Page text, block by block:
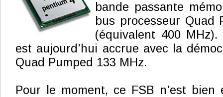
bande passante
bus processeur Quad
(équivalent 400
est aujourd’hui accrue avec la
Quad Pumped 133 MHz.
Pour le moment, ce FSB n’est